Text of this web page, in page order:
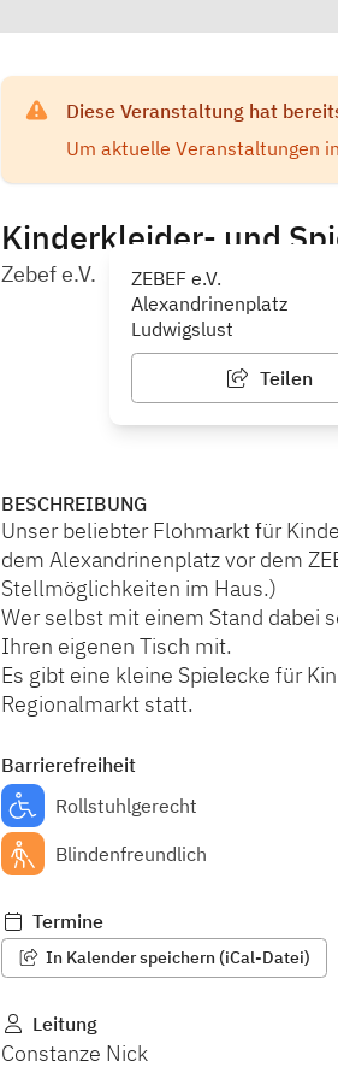
Diese Veranstaltung hat
Um aktuelle Veranstaltungen
Kinderkleider- und
Zebef e.V.
ZEBEF e.V.
Alexandrinenplatz
Ludwigslust
Teilen
BESCHREIBUNG
Unser beliebter Flohmarkt für
dem Alexandrinenplatz vor dem
Stellmöglichkeiten im Haus.)
Wer selbst mit einem Stand dabei
Ihren eigenen Tisch mit.
Es gibt eine kleine Spielecke für
Regionalmarkt statt.
Barrierefreiheit
Rollstuhlgerecht
Blindenfreundlich
Termine
In Kalender speichern (iCal-Datei)
Leitung
Constanze Nick